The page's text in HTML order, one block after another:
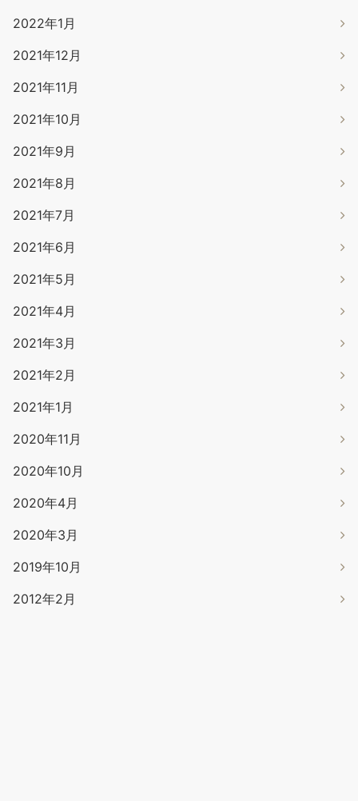
2022年1月
2021年12月
2021年11月
2021年10月
2021年9月
2021年8月
2021年7月
2021年6月
2021年5月
2021年4月
2021年3月
2021年2月
2021年1月
2020年11月
2020年10月
2020年4月
2020年3月
2019年10月
2012年2月